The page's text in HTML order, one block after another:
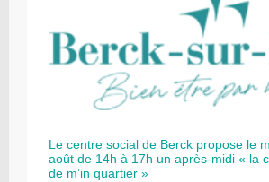
Le centre social de Berck propose le
août de 14h à 17h un après-midi « la
de m’in quartier »